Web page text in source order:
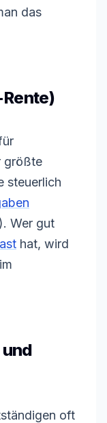
das
größte
steuerlich
Wer gut
hat, wird
oft